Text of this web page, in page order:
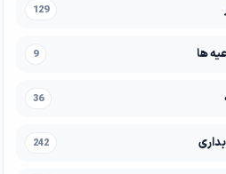
129
ها 9
36
242